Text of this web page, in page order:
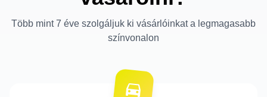
Több mint 7 éve szolgáljuk ki vásárlóinkat a legmagasabb
színvonalon